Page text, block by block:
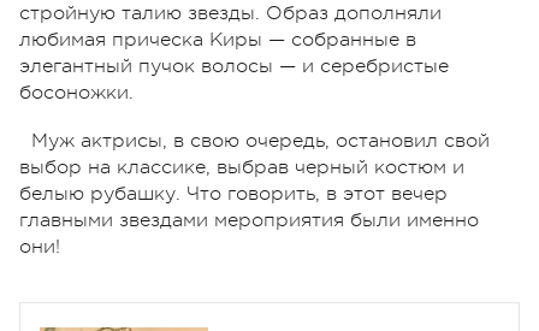
стройную талию звезды. Образ дополняли
любимая прическа Киры — собранные в
элегантный пучок волосы — и серебристые
босоножки.
Муж актрисы, в свою очередь, остановил свой
выбор на классике, выбрав черный костюм и
белыю рубашку. Что говорить, в этот вечер
главными звездами мероприятия были именно
они!